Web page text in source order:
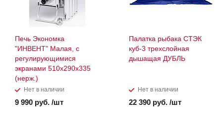
Печь Экономка
"ИНВЕНТ" Малая, с
регулирующимися
экранами 510х290х335
(нерж.)
Нет в наличии
9 990 руб. /шт
Палатка рыбака СТЭК
куб-3 трехслойная
дышащая ДУБЛЬ
Нет в наличии
22 390 руб. /шт